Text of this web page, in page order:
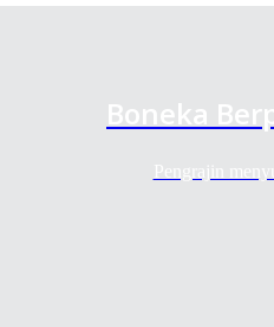
Boneka
Pengrajin